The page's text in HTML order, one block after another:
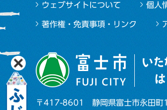
ウェブサイトについて 個人
著作権・免責事項・リンク
〒417-8601 静岡県富士市永田